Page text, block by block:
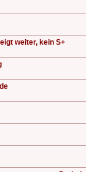
weiter, kein S+